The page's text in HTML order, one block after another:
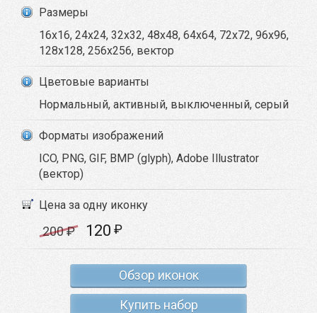
Размеры
16x16, 24x24, 32x32, 48x48, 64x64, 72x72, 96x96,
128x128, 256x256, вектор
Цветовые варианты
Нормальный, активный, выключенный, серый
Форматы изображений
ICO, PNG, GIF, BMP (glyph), Adobe Illustrator
(вектор)
Цена за одну иконку
200₽ 120 ₽
Обзор иконок
Купить набор